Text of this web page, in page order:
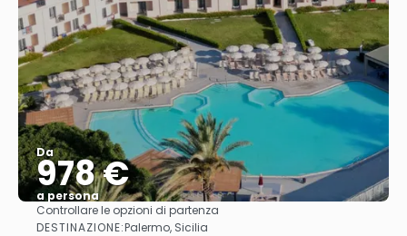
Da
978 €
a persona
Vedere
Controllare le opzioni di partenza
DESTINAZIONE:Palermo, Sicilia